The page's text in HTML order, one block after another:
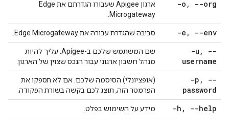
-o , --org
ארגון Apigee שעבורו הגדרתם את Edge
Microgateway.
-e , --env סביבה שהגדרת עבורה את Edge Microgateway.
-u ,
--
username
שם המשתמש שלכם ב-Apigee. עליך להיות
מנהל חשבון ארגוני עבור הנכס שצוין של הארגון.
-p ,
--
password
(אופציונלי) הסיסמה שלכם. אם לא תספקו את
הפרמטר הזה, תוצג לכם בקשה בשורת הפקודה.
-h , --help מידע על השימוש בפלט.